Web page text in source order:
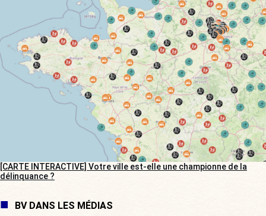
[CARTE INTERACTIVE] Votre ville est-elle une championne de la
délinquance ?
BV DANS LES MÉDIAS